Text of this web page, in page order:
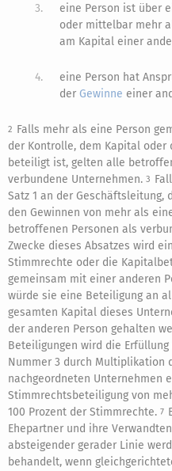
3.
eine Person ist über
oder mittelbar mehr
am Kapital einer
4.
eine Person hat
derGewinne einer
2 Falls mehr als eine Person
der Kontrolle, dem Kapital oder
beteiligt ist, gelten alle
verbundene Unternehmen. 3
Satz 1 an der
den Gewinnen von mehr als
betroffenen Personen als
Zwecke dieses Absatzes wird
Stimmrechte oder die
gemeinsam mit einer anderen
würde sie eine Beteiligung an
gesamten Kapital dieses
der anderen Person gehalten
Beteiligungen wird die Erfüllung
Nummer 3 durch Multiplikation
nachgeordneten Unternehmen
Stimmrechtsbeteiligung von
100 Prozent der Stimmrechte. 7
Ehepartner und ihre
absteigender gerader Linie
behandelt, wenn